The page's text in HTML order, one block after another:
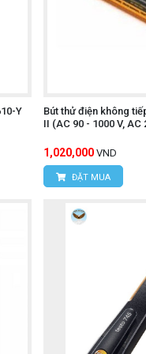
sử dụng an toàn
tiết kiệm pin.
hoặc 90V AC) bằng
công tắc, cầu chì
Y
Bút thử điện không
II (AC 90 - 1000 V, AC
1,020,000 VND
ĐẶT MUA